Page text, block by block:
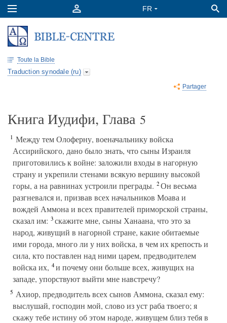
Toute la Bible
Traduction synodale (ru)
Partager
Книга Иудифи, Глава 5
1 Между тем Олоферну, военачальнику войска
Ассирийского, дано было знать, что сыны Израиля
приготовились к войне: заложили входы в нагорную
страну и укрепили стенами всякую вершину высокой
горы, а на равнинах устроили преграды. 2Он весьма
разгневался и, призвав всех начальников Моава и
вождей Аммона и всех правителей приморской страны,
сказал им: 3скажите мне, сыны Ханаана, что это за
народ, живущий в нагорной стране, какие обитаемые
ими города, много ли у них войска, в чем их крепость и
сила, кто поставлен над ними царем, предводителем
войска их, 4и почему они больше всех, живущих на
западе, упорствуют выйти мне навстречу?
5 Ахиор, предводитель всех сынов Аммона, сказал ему:
выслушай, господин мой, слово из уст раба твоего; я
скажу тебе истину об этом народе, живущем близ тебя в